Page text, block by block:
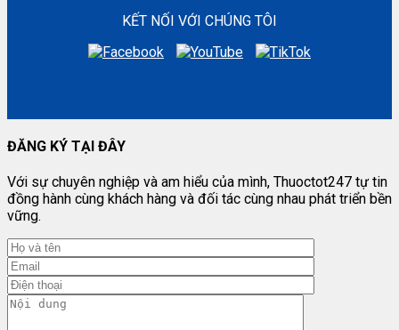
KẾT NỐI VỚI CHÚNG TÔI
ĐĂNG KÝ TẠI ĐÂY
Với sự chuyên nghiệp và am hiểu của mình, Thuoctot247 tự tin
đồng hành cùng khách hàng và đối tác cùng nhau phát triển bền
vững.